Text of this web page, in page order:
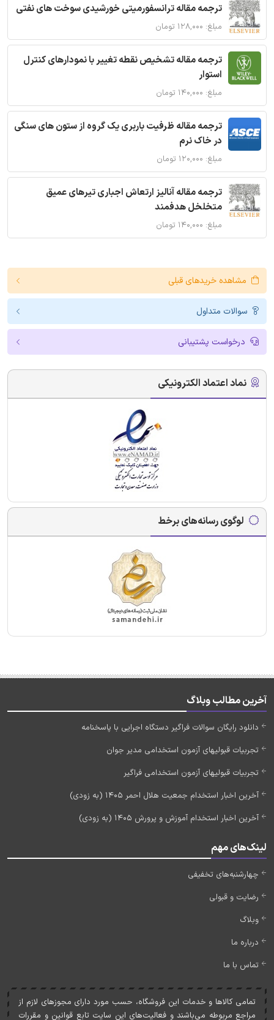
ترجمه مقاله ترانسفورمیتی خورشیدی سوخت های نفتی
مبلغ: ۱۲۸,۰۰۰ تومان
ترجمه مقاله تشخیص نقطه تغییر با نمودارهای کنترل
استوار
مبلغ: ۱۴۰,۰۰۰ تومان
ترجمه مقاله ظرفیت باربری یک گروه از ستون های سنگی
در خاک نرم
مبلغ: ۱۲۰,۰۰۰ تومان
ترجمه مقاله آنالیز ارتعاش اجباری تیرهای عمیق
متخلخل هدفمند
مبلغ: ۱۴۰,۰۰۰ تومان
مشاهده خریدهای قبلی
سوالات متداول
درخواست پشتیبانی
نماد اعتماد الکترونیکی
لوگوی رسانه‌های برخط
آخرین مطالب وبلاگ
دانلود رایگان سوالات فراگیر دستگاه اجرایی با پاسخنامه
تجربیات قبولیهای آزمون استخدامی مدیر جوان
تجربیات قبولیهای آزمون استخدامی فراگیر
آخرین اخبار استخدام جمعیت هلال احمر 1405 (به زودی)
آخرین اخبار استخدام آموزش و پرورش 1405 (به زودی)
لینک‌های مهم
چهارشنبه‌های تخفیفی
رضایت و قبولی
وبلاگ
درباره ما
تماس با ما
تمامی کالاها و خدمات اين فروشگاه، حسب مورد دارای مجوزهای لازم از
مراجع مربوطه می‌باشند و فعاليت‌های اين سايت تابع قوانين و مقررات